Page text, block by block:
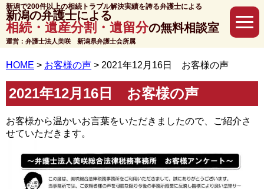
新潟で200件以上の相続トラブル解決実績を誇る弁護士による
新潟の弁護士による
相続・遺産分割・遺留分の無料相談室
運営：弁護士法人美咲 新潟県弁護士会所属
HOME > お客様の声 > 2021年12月16日 お客様の声
2021年12月16日 お客様の声
お客様から温かいお言葉をいただきましたので、ご紹介さ
せていただきます。